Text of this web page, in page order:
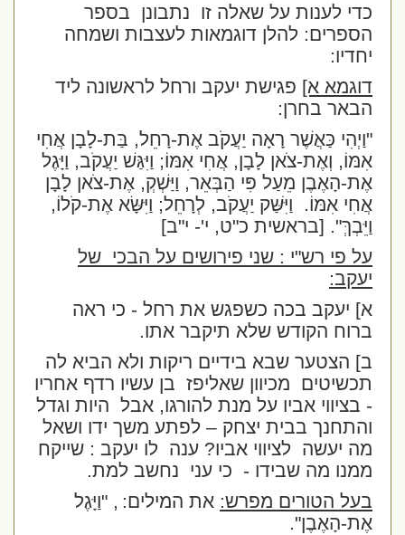
כדי לענות על שאלה זו נתבונן בספר
הספרים: להלן דוגמאות לעצבות ושמחה
יחדיו:
דוגמא א]פגישת יעקב ורחל לראשונה ליד
הבאר בחרן:
"וַיְהִי כַּאֲשֶׁר רָאָה יַעֲקֹב אֶת-רָחֵל, בַּת-לָבָן אֲחִי
אִמּוֹ, וְאֶת-צֹאן לָבָן, אֲחִי אִמּוֹ; וַיִּגַּשׁ יַעֲקֹב, וַיָּגֶל
אֶת-הָאֶבֶן מֵעַל פִּי הַבְּאֵר, וַיַּשְׁקְ, אֶת-צֹאן לָבָן
אֲחִי אִמּוֹ. וַיִּשַּׁק יַעֲקֹב, לְרָחֵל; וַיִּשָּׂא אֶת-קֹלוֹ,
וַיֵּבְךְּ".[בראשית כ"ט, י'- י"ב]
על פי רש"י : שני פירושים על הבכי של
יעקב:
א] יעקב בכה כשפגש את רחל - כי ראה
ברוח הקודש שלא תיקבר אתו.
ב] הצטער שבא בידיים ריקות ולא הביא לה
תכשיטים מכיוון שאליפז בן עשיו רדף אחריו
- בציווי אביו על מנת להורגו, אבל היות וגדל
והתחנך בבית יצחק – לפתע משך ידו ושאל
מה יעשה לציווי אביו? ענה לו יעקב : שייקח
ממנו מה שבידו - כי עני נחשב למת.
בעל הטורים מפרש:את המילים:, "וַיָּגֶל
אֶת-הָאֶבֶן".